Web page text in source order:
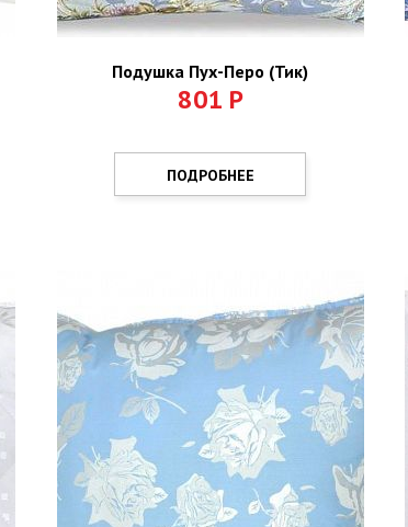
Подушка Пух-Перо (Тик)
801 Р
ПОДРОБНЕЕ